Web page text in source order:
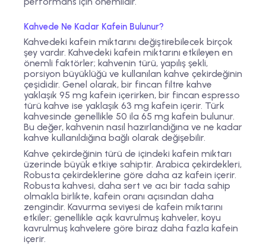
Kahvede Ne Kadar Kafein Bulunur?
Kahvedeki kafein miktarını değiştirebilecek birçok
şey vardır. Kahvedeki kafein miktarını etkileyen en
önemli faktörler; kahvenin türü, yapılış şekli,
porsiyon büyüklüğü ve kullanılan kahve çekirdeğinin
çeşididir. Genel olarak, bir fincan filtre kahve
yaklaşık 95 mg kafein içerirken, bir fincan espresso
türü kahve ise yaklaşık 63 mg kafein içerir. Türk
kahvesinde genellikle 50 ila 65 mg kafein bulunur.
Bu değer, kahvenin nasıl hazırlandığına ve ne kadar
kahve kullanıldığına bağlı olarak değişebilir.
Kahve çekirdeğinin türü de içindeki kafein miktarı
üzerinde büyük etkiye sahiptir. Arabica çekirdekleri,
Robusta çekirdeklerine göre daha az kafein içerir.
Robusta kahvesi, daha sert ve acı bir tada sahip
olmakla birlikte, kafein oranı açısından daha
zengindir. Kavurma seviyesi de kafein miktarını
etkiler; genellikle açık kavrulmuş kahveler, koyu
kavrulmuş kahvelere göre biraz daha fazla kafein
içerir.